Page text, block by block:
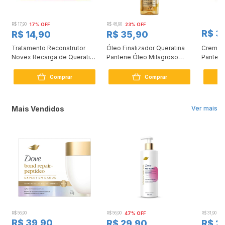
R$ 17,90 17% OFF
R$ 14,90
Tratamento Reconstrutor
Novex Recarga de Queratina
Comprar
R$ 46,90 23% OFF
R$ 35,90
Óleo Finalizador Queratina
Pantene Óleo Milagroso
Comprar
R$
Creme
Ver mais
Mais Vendidos
R$ 56,90
R$ 39,90
R$ 56,90 47% OFF R$ 31,90